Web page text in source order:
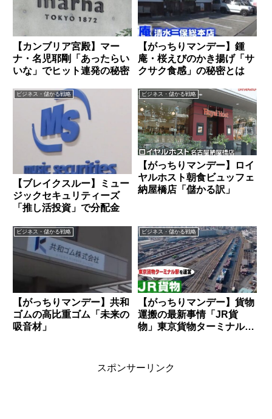
【カンブリア宮殿】マー
ナ・名児耶剛「あったらい
いな」でヒット連発の秘密
【がっちりマンデー】鍾
庵・桜えびのかき揚げ「サ
クサク食感」の秘密とは
ビジネス・儲かる戦略
【ブレイクスルー】ミュー
ジックセキュリティーズ
「推し活投資」で分配金
ビジネス・儲かる戦略
【がっちりマンデー】ロイ
ヤルホスト朝食ビュッフェ
納屋橋店「儲かる訳」
ビジネス・儲かる戦略
【がっちりマンデー】共和
ゴムの高比重ゴム「未来の
吸音材」
ビジネス・儲かる戦略
【がっちりマンデー】貨物
運搬の最新事情「JR貨
物」東京貨物ターミナル駅
スポンサーリンク